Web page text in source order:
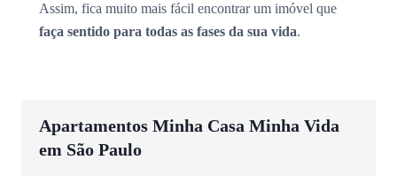
Assim, fica muito mais fácil encontrar um imóvel que
faça sentido para todas as fases da sua vida.
Apartamentos Minha Casa Minha Vida
em São Paulo